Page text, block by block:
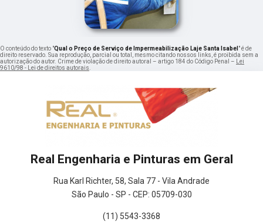
O conteúdo do texto "Qual o Preço de Serviço de Impermeabilização Laje Santa Isabel " é de
direito reservado. Sua reprodução, parcial ou total, mesmo citando nossos links, é proibida sem a
autorização do autor. Crime de violação de direito autoral – artigo 184 do Código Penal –
Lei
9610/98 - Lei de direitos autorais
Real Engenharia e Pinturas em Geral
Rua Karl Richter, 58, Sala 77 - Vila Andrade
São Paulo - SP - CEP: 05709-030
(11) 5543-3368